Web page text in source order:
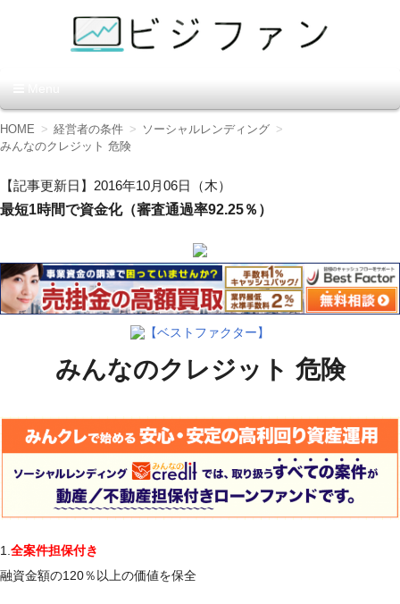
ン】
コ
ン
ン
ツ
へ
HOME 経営者の条件
ソーシャルレンディング
みんなのクレジット 危険
【記事更新日】2016年10月06日（木）
最短1時間で資金化（審査通過率92.25％）
【ベストファクター】
みんなのクレジット 危険
1. 全案件担保付き
融資金額の120％以上の価値を保全